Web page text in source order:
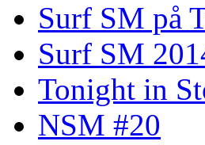
Surf SM på
Surf SM
Tonight in
NSM #20